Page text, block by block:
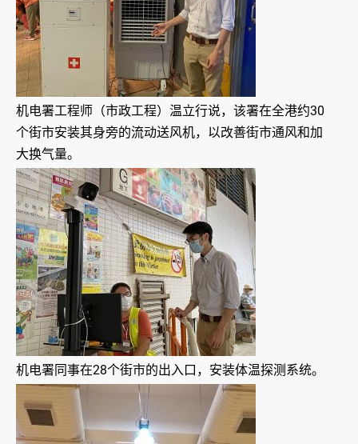
机电署工程师（市政工程）温立行说，该署在全港约30
个街市安装其身旁的流动送风机，以改善街市通风和加
大换气量。
机电署同事在28个街市的出入口，安装体温探测系统。